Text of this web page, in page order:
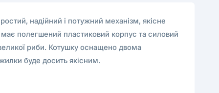
надійний і потужний механізм, якісне
полегшений пластиковий корпус та силовий
риби. Котушку оснащено двома
буде досить якісним.